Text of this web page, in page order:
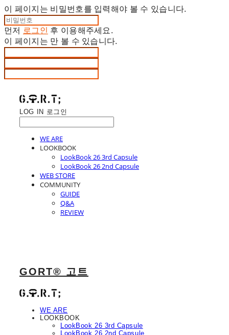
이 페이지는 비밀번호를 입력해야 볼 수 있습니다.
먼저 로그인 후 이용해주세요.
이 페이지는 만 볼 수 있습니다.
LOG IN 로그인
WE ARE
LOOKBOOK
LookBook 26 3rd Capsule
LookBook 26 2nd Capsule
WEB STORE
COMMUNITY
GUIDE
Q&A
REVIEW
GORT® 고트
WE ARE
LOOKBOOK
LookBook 26 3rd Capsule
LookBook 26 2nd Capsule